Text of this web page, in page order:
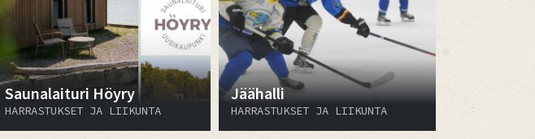
Saunalaituri Höyry
HARRASTUKSET JA LIIKUNTA
Jäähalli
HARRASTUKSET JA LIIKUNTA